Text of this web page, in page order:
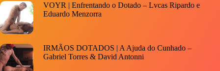
VOYR | Enfrentando o Dotado – Lvcas Ripardo e
Eduardo Menzorra
IRMÃOS DOTADOS | A Ajuda do Cunhado –
Gabriel Torres & David Antonni